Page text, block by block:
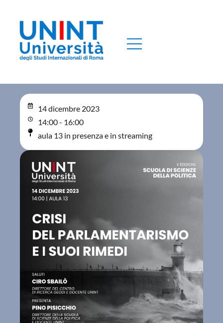
14 dicembre 2023
14:00 - 16:00
aula 13 in presenza e in streaming